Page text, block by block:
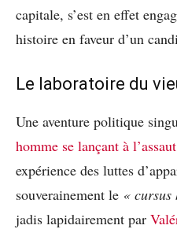
capitale, s’est en effet
histoire en faveur d’un
Le laboratoire du
Une aventure politique
homme se lançant à
expérience des luttes
souverainement le « cursus
jadis lapidairement par